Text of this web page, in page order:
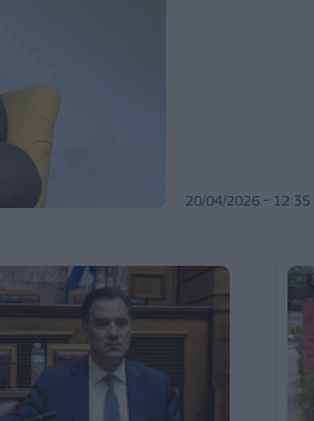
20/04/2026 - 12:35